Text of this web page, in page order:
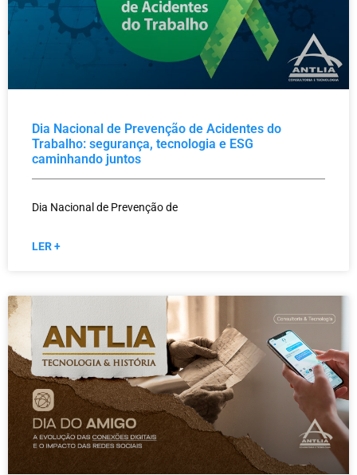
Dia Nacional de Prevenção de Acidentes do
Trabalho: segurança, tecnologia e ESG
caminhando juntos
Dia Nacional de Prevenção de
LER +